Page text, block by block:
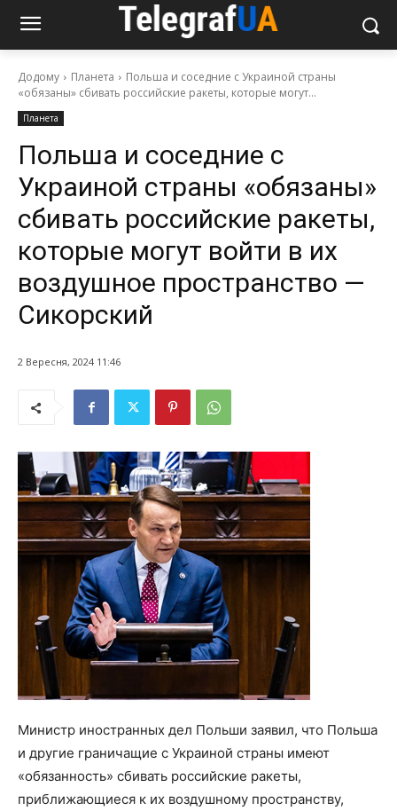
Додому Планета
Польша и соседние с Украиной страны
«обязаны» сбивать российские ракеты, которые могут...
Планета
Польша и соседние с
Украиной страны «обязаны»
сбивать российские ракеты,
которые могут войти в их
воздушное пространство —
Сикорский
2 Вересня, 2024 11:46
Министр иностранных дел Польши заявил, что Польша
и другие граничащие с Украиной страны имеют
«обязанность» сбивать российские ракеты,
приближающиеся к их воздушному пространству,